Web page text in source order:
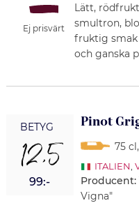
Ej prisvärt
Lätt,
smultron,
fruktig
och ganska
BETYG
12,5
99:-
Pinot
75 cl,
ITALIEN
Producent:
Vigna"